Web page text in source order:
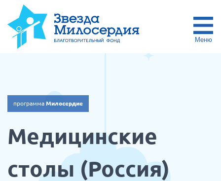
Меню
программа Милосердие
Медицинские
столы (Россия)